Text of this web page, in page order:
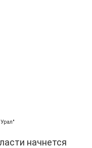
начнется